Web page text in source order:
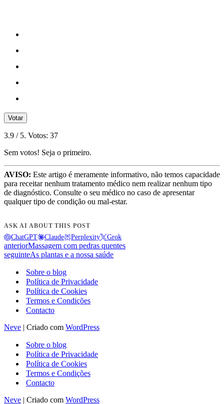
Votar
3.9 / 5. Votos: 37
Sem votos! Seja o primeiro.
AVISO: Este artigo é meramente informativo, não temos capacidade
para receitar nenhum tratamento médico nem realizar nenhum tipo
de diagnóstico. Consulte o seu médico no caso de apresentar
qualquer tipo de condição ou mal-estar.
ASK AI ABOUT THIS POST
ChatGPT Claude Perplexity Grok
anteriorMassagem com pedras quentes
seguinteAs plantas e a nossa saúde
Sobre o blog
Política de Privacidade
Política de Cookies
Termos e Condições
Contacto
Neve | Criado com WordPress
Sobre o blog
Política de Privacidade
Política de Cookies
Termos e Condições
Contacto
Neve | Criado com WordPress